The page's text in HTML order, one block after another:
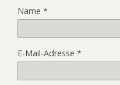
Name *
E-Mail-Adresse *